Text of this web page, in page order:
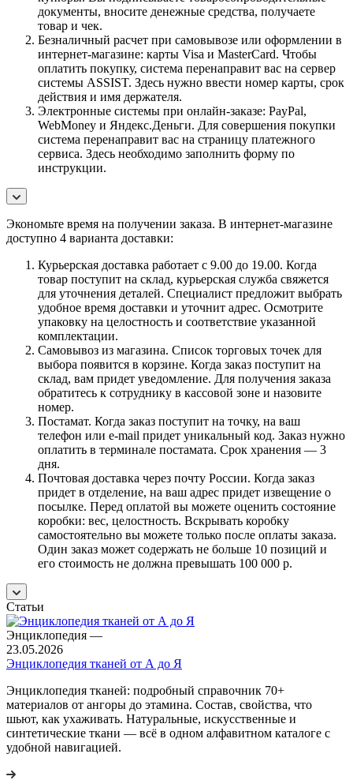
документы, вносите денежные средства, получаете
товар и чек.
Безналичный расчет при самовывозе или оформлении в
интернет-магазине: карты Visa и MasterCard. Чтобы
оплатить покупку, система перенаправит вас на сервер
системы ASSIST. Здесь нужно ввести номер карты, срок
действия и имя держателя.
Электронные системы при онлайн-заказе: PayPal,
WebMoney и Яндекс.Деньги. Для совершения покупки
система перенаправит вас на страницу платежного
сервиса. Здесь необходимо заполнить форму по
инструкции.
Экономьте время на получении заказа. В интернет-магазине
доступно 4 варианта доставки:
Курьерская доставка работает с 9.00 до 19.00. Когда
товар поступит на склад, курьерская служба свяжется
для уточнения деталей. Специалист предложит выбрать
удобное время доставки и уточнит адрес. Осмотрите
упаковку на целостность и соответствие указанной
комплектации.
Самовывоз из магазина. Список торговых точек для
выбора появится в корзине. Когда заказ поступит на
склад, вам придет уведомление. Для получения заказа
обратитесь к сотруднику в кассовой зоне и назовите
номер.
Постамат. Когда заказ поступит на точку, на ваш
телефон или e-mail придет уникальный код. Заказ нужно
оплатить в терминале постамата. Срок хранения — 3
дня.
Почтовая доставка через почту России. Когда заказ
придет в отделение, на ваш адрес придет извещение о
посылке. Перед оплатой вы можете оценить состояние
коробки: вес, целостность. Вскрывать коробку
самостоятельно вы можете только после оплаты заказа.
Один заказ может содержать не больше 10 позиций и
его стоимость не должна превышать 100 000 р.
Статьи
Энциклопедия —
23.05.2026
Энциклопедия тканей от А до Я
Энциклопедия тканей: подробный справочник 70+
материалов от ангоры до этамина. Состав, свойства, что
шьют, как ухаживать. Натуральные, искусственные и
синтетические ткани — всё в одном алфавитном каталоге с
удобной навигацией.